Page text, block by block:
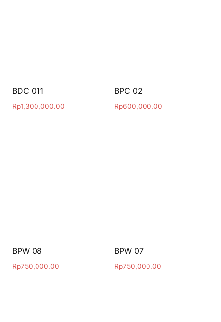
BDC 011
Rp1,300,000.00
BPC 02
Rp600,000.00
BPW 08
Rp750,000.00
BPW 07
Rp750,000.00